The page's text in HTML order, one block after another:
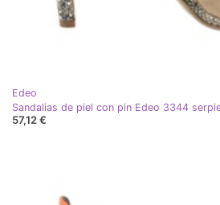
Edeo
Sandalias de piel con pin Edeo 3344
57,12 €